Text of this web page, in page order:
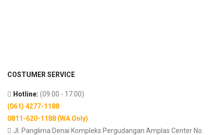
COSTUMER SERVICE
Hotline: (09.00 - 17.00)
(061) 4277-1188
0811-620-1188 (WA Only)
Jl. Panglima Denai Kompleks Pergudangan Amplas Center No.